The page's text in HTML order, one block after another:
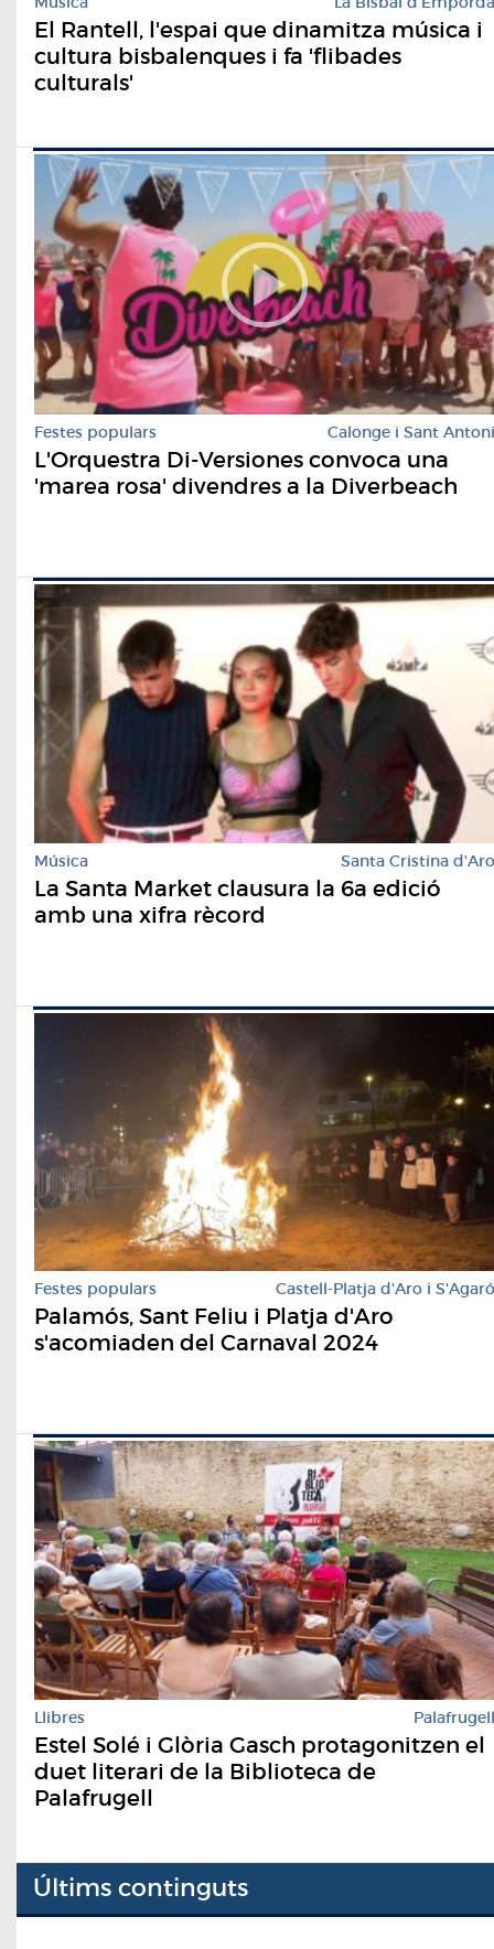
El Rantell, l'espai que dinamitza música i
cultura bisbalenques i fa 'flibades
culturals'
Festes populars Calonge i Sant Antoni
L'Orquestra Di-Versiones convoca una
'marea rosa' divendres a la Diverbeach
Música Santa Cristina d'Aro
La Santa Market clausura la 6a edició
amb una xifra rècord
Festes populars Castell-Platja d'Aro i S'Agaró
Palamós, Sant Feliu i Platja d'Aro
s'acomiaden del Carnaval 2024
Llibres Palafrugell
Estel Solé i Glòria Gasch protagonitzen el
duet literari de la Biblioteca de
Palafrugell
Últims continguts